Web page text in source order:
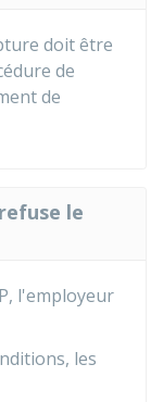
doit être
de
de
le
l'employeur
les